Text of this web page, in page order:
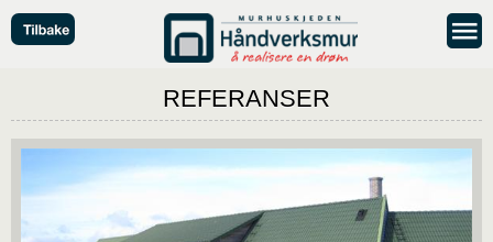
REFERANSER